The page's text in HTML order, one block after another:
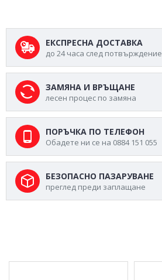
ЕКСПРЕСНА ДОСТАВКА
до 24 часа след потвърждение
ЗАМЯНА И ВРЪЩАНЕ
лесен процес по замяна
ПОРЪЧКА ПО ТЕЛЕФОН
Обадете ни се на 0884 151 055
БЕЗОПАСНО ПАЗАРУВАНЕ
преглед преди заплащане